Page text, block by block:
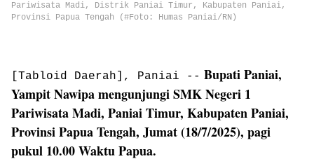
Pariwisata Madi, Distrik Paniai Timur, Kabupaten Paniai,
Provinsi Papua Tengah (#Foto: Humas Paniai/RN)
[Tabloid Daerah], Paniai -- Bupati Paniai,
Yampit Nawipa mengunjungi SMK Negeri 1
Pariwisata Madi, Paniai Timur, Kabupaten Paniai,
Provinsi Papua Tengah, Jumat (18/7/2025), pagi
pukul 10.00 Waktu Papua.